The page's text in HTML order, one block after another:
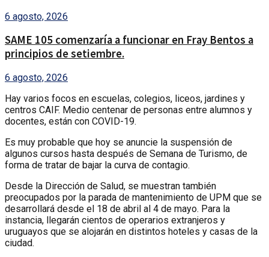
6 agosto, 2026
SAME 105 comenzaría a funcionar en Fray Bentos a
principios de setiembre.
6 agosto, 2026
Hay varios focos en escuelas, colegios, liceos, jardines y
centros CAIF. Medio centenar de personas entre alumnos y
docentes, están con COVID-19.
Es muy probable que hoy se anuncie la suspensión de
algunos cursos hasta después de Semana de Turismo, de
forma de tratar de bajar la curva de contagio.
Desde la Dirección de Salud, se muestran también
preocupados por la parada de mantenimiento de UPM que se
desarrollará desde el 18 de abril al 4 de mayo. Para la
instancia, llegarán cientos de operarios extranjeros y
uruguayos que se alojarán en distintos hoteles y casas de la
ciudad.